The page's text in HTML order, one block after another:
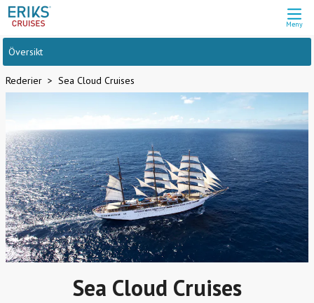
Meny
Översikt
Rederier Sea Cloud Cruises
Sea Cloud Cruises